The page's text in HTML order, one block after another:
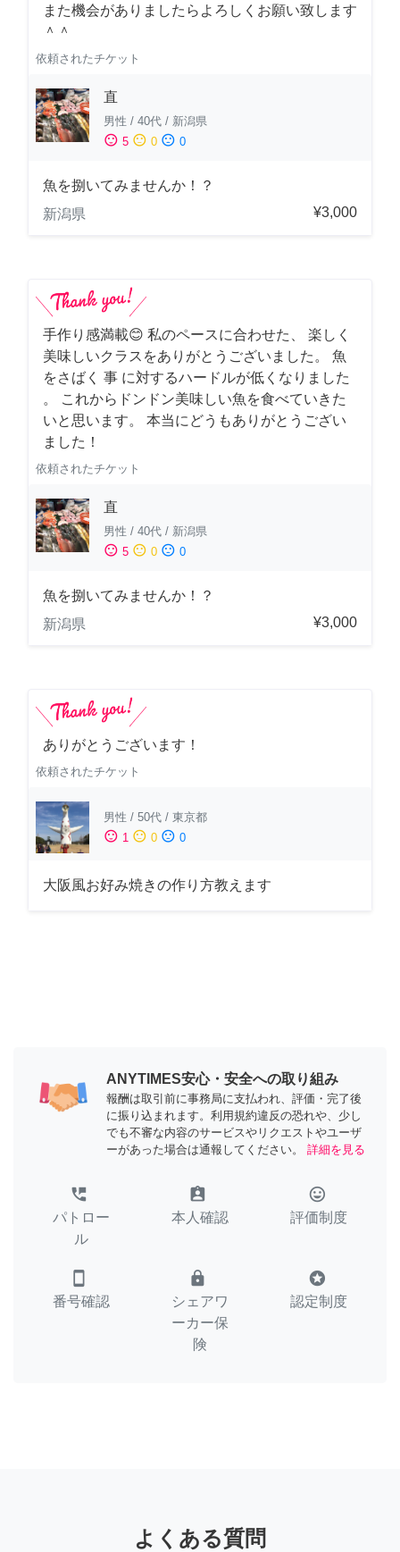
また機会がありましたらよろしくお願い致します
＾＾
依頼されたチケット
直
男性 / 40代 / 新潟県
sentiment_satisfied 5 sentiment_neutral 0 sentiment_dissatisfied 0
魚を捌いてみませんか！？
新潟県
¥3,000
手作り感満載😊 私のペースに合わせた、 楽しく
美味しいクラスをありがとうございました。 魚
をさばく 事 に対するハードルが低くなりました
。 これからドンドン美味しい魚を食べていきた
いと思います。 本当にどうもありがとうござい
ました！
依頼されたチケット
直
男性 / 40代 / 新潟県
sentiment_satisfied 5 sentiment_neutral 0 sentiment_dissatisfied 0
魚を捌いてみませんか！？
新潟県
¥3,000
ありがとうございます！
依頼されたチケット
男性 / 50代 / 東京都
sentiment_satisfied 1 sentiment_neutral 0 sentiment_dissatisfied 0
大阪風お好み焼きの作り方教えます
ANYTIMES安心・安全への取り組み
報酬は取引前に事務局に支払われ、評価・完了後
に振り込まれます。利用規約違反の恐れや、少し
でも不審な内容のサービスやリクエストやユーザ
ーがあった場合は通報してください。
詳細を見る
perm_phone_msg
パトロー
ル
assignment_ind
本人確認
tag_faces
評価制度
smartphone
番号確認
lock
シェアワ
ーカー保
険
stars
認定制度
よくある質問